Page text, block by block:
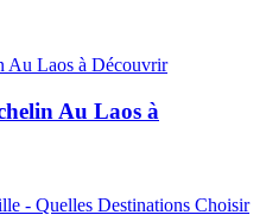
Artisanaux Autour De
Budget Voyage